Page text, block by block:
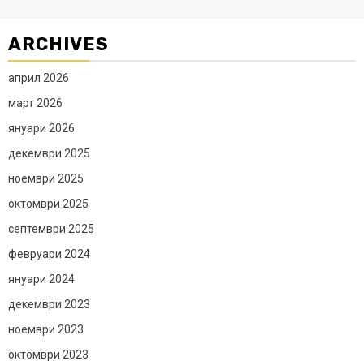
ARCHIVES
април 2026
март 2026
януари 2026
декември 2025
ноември 2025
октомври 2025
септември 2025
февруари 2024
януари 2024
декември 2023
ноември 2023
октомври 2023